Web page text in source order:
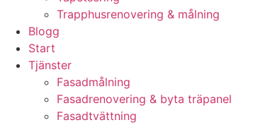
Trapphusrenovering & målning
Blogg
Start
Tjänster
Fasadmålning
Fasadrenovering & byta träpanel
Fasadtvättning